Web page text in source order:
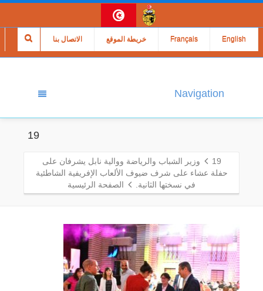
الاتصال بنا خريطة الموقع Français English
Navigation
19
19
وزير الشباب والرياضة ووالية نابل يشرفان على
حفلة عشاء على شرف ضيوف الألعاب الإفريفية الشاطئية
في نسختها الثانية.
الصفحة الرئيسية